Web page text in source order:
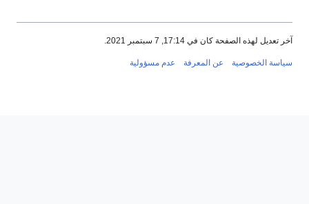
آخر تعديل لهذه الصفحة كان في 17:14, 7 سبتمبر 2021.
سياسة الخصوصية عن المعرفة عدم مسؤولية